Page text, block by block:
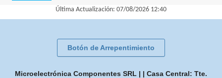
Última Actualización: 07/08/2026 12:40
Botón de Arrepentimiento
Microelectrónica Componentes SRL | | Casa Central: Tte.